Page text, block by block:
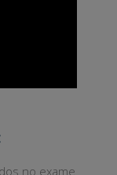
no exame